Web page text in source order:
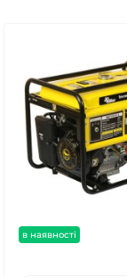
в наявності